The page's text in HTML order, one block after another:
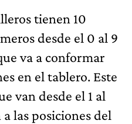
tienen 10
desde el 0 al 9
va a conformar
en el tablero. Este
van desde el 1 al
las posiciones del